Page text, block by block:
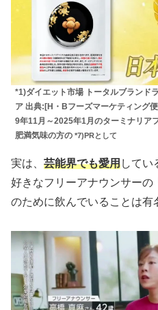
*1)ダイエット市場 トータルブランド
ア 出典:[H・Bフーズマーケティング
9年11月～2025年1月のターミナリア
肥満気味の方の *7)PRとして
実は、 芸能界でも愛用してい
好きなフリーアナウンサーの
のために飲んでいることは有